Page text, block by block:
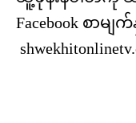
Facebook စာမ